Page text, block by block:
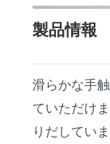
製品情報
滑らかな手
ていただけ
りだしてい